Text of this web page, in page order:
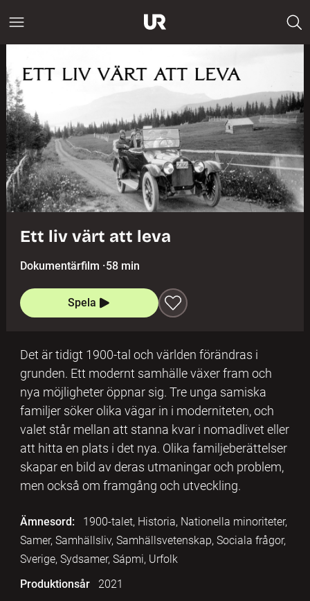
Ett liv värt att leva
Dokumentärfilm ·58 min
Spela
Det är tidigt 1900-tal och världen förändras i
grunden. Ett modernt samhälle växer fram och
nya möjligheter öppnar sig. Tre unga samiska
familjer söker olika vägar in i moderniteten, och
valet står mellan att stanna kvar i nomadlivet eller
att hitta en plats i det nya. Olika familjeberättelser
skapar en bild av deras utmaningar och problem,
men också om framgång och utveckling.
Ämnesord:
1900-talet, Historia, Nationella minoriteter,
Samer, Samhällsliv, Samhällsvetenskap, Sociala frågor,
Sverige, Sydsamer, Sápmi, Urfolk
Produktionsår
2021